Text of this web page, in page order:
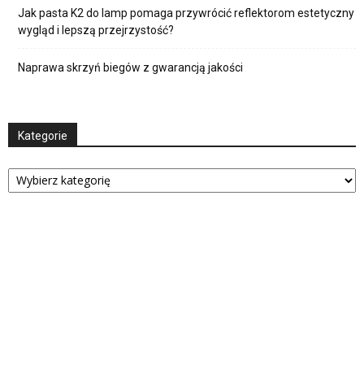
Jak pasta K2 do lamp pomaga przywrócić reflektorom estetyczny
wygląd i lepszą przejrzystość?
Naprawa skrzyń biegów z gwarancją jakości
Kategorie
Kategorie